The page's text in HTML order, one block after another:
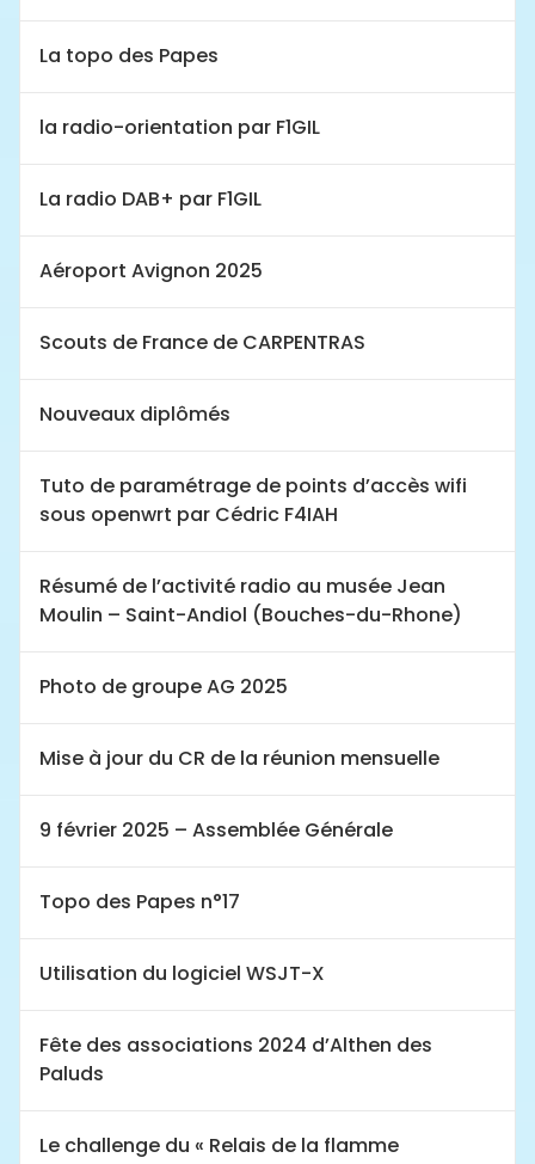
La topo des Papes
la radio-orientation par F1GIL
La radio DAB+ par F1GIL
Aéroport Avignon 2025
Scouts de France de CARPENTRAS
Nouveaux diplômés
Tuto de paramétrage de points d’accès wifi
sous openwrt par Cédric F4IAH
Résumé de l’activité radio au musée Jean
Moulin – Saint-Andiol (Bouches-du-Rhone)
Photo de groupe AG 2025
Mise à jour du CR de la réunion mensuelle
9 février 2025 – Assemblée Générale
Topo des Papes n°17
Utilisation du logiciel WSJT-X
Fête des associations 2024 d’Althen des
Paluds
Le challenge du « Relais de la flamme